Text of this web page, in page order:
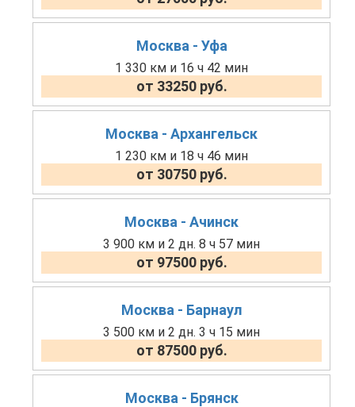
Москва - Уфа
1 330 км и 16 ч 42 мин
от 33250 руб.
Москва - Архангельск
1 230 км и 18 ч 46 мин
от 30750 руб.
Москва - Ачинск
3 900 км и 2 дн. 8 ч 57 мин
от 97500 руб.
Москва - Барнаул
3 500 км и 2 дн. 3 ч 15 мин
от 87500 руб.
Москва - Брянск